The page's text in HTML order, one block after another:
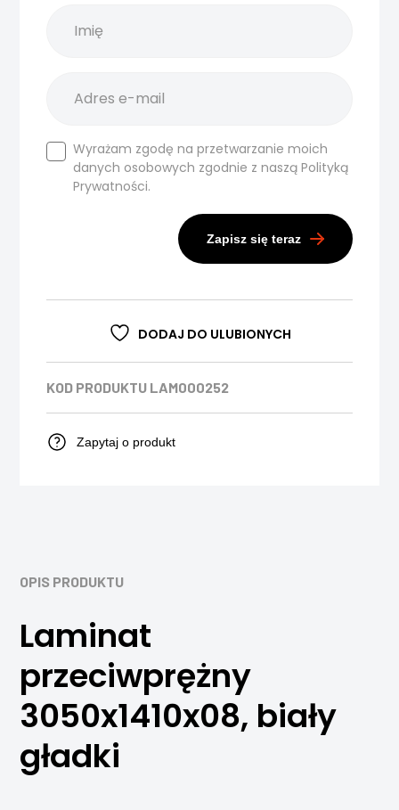
Wyrażam zgodę na przetwarzanie moich
danych osobowych zgodnie z nasząPolityką
Prywatności.
Zapisz się teraz
DODAJ DO ULUBIONYCH
KOD PRODUKTU LAM000252
Zapytaj o produkt
OPIS PRODUKTU
Laminat
przeciwprężny
3050x1410x08, biały
gładki